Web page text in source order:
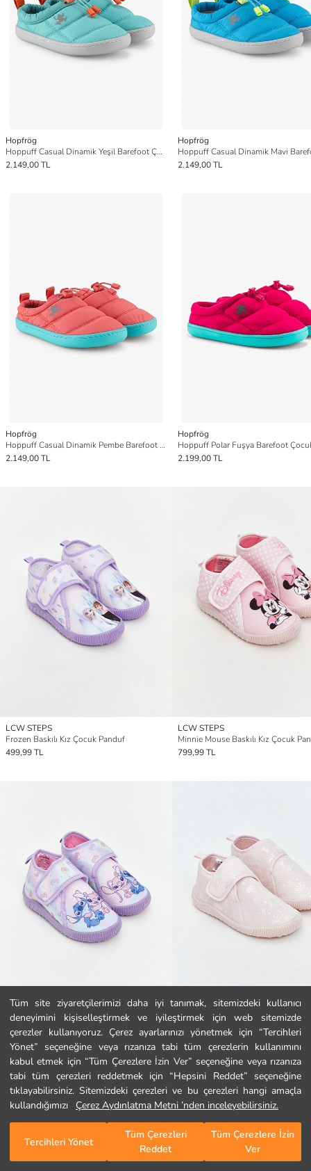
Tüm site ziyaretçilerimizi daha iyi tanımak, sitemizdeki kullanıcı
deneyimini kişiselleştirmek ve iyileştirmek için web sitemizde
çerezler kullanıyoruz. Çerez ayarlarınızı yönetmek için “Tercihleri
Yönet” seçeneğine veya rızanıza tabi tüm çerezlerin kullanımını
kabul etmek için “Tüm Çerezlere İzin Ver” seçeneğine veya rızanıza
tabi tüm çerezleri reddetmek için “Hepsini Reddet” seçeneğine
tıklayabilirsiniz. Sitemizdeki çerezleri ve bu çerezleri hangi amaçla
kullandığımızı
Çerez Aydınlatma Metni ’nden inceleyebilirsiniz.
Tercihleri Yönet
Tüm Çerezleri
Reddet
Tüm Çerezlere İzin
Ver
Ana Sayfa
Kategoriler
Sepetim
Hopfrög
Hoppuff Casual Dinamik Yeşil Barefoot Çocuk Ayakkabı
2.149,00 TL
Hopfrög
2.149,00 TL
Hopfrög
Hoppuff Casual Dinamik Pembe Barefoot Çocuk Ayakkabı
2.149,00 TL
Hopfrög
2.199,00 TL
LCW STEPS
Frozen Baskılı Kız Çocuk Panduf
499,99 TL
LCW STEPS
Minnie Mouse Baskılı Kız Çocuk
799,99 TL
LCW STEPS
Lilo ve Stitch Baskılı Kız Çocuk Panduf
499,99 TL
LCW STEPS
Cırt Cırtlı Kız Çocuk Panduf
649,99 TL
1